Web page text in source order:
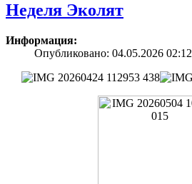
Неделя Эколят
Информация:
Опубликовано: 04.05.2026 02:12